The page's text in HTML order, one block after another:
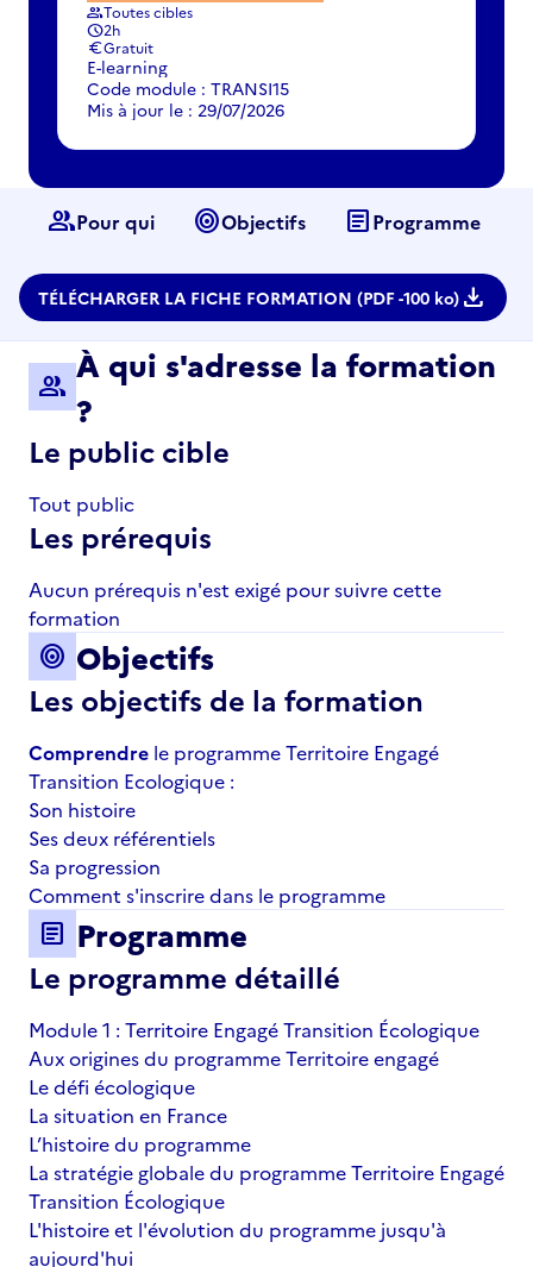
groupToutes cibles
schedule2h
euroGratuit
E-learning
Code module : TRANSI15
Mis à jour le : 29/07/2026
groupPour qui targetObjectifs articleProgramme
TÉLÉCHARGER LA FICHE FORMATION (PDF -100 ko) download
group
À qui s'adresse la formation
?
Le public cible
Tout public
Les prérequis
Aucun prérequis n'est exigé pour suivre cette
formation
target Objectifs
Les objectifs de la formation
Comprendre le programme Territoire Engagé
Transition Ecologique :
Son histoire
Ses deux référentiels
Sa progression
Comment s'inscrire dans le programme
article Programme
Le programme détaillé
Module 1 : Territoire Engagé Transition Écologique
Aux origines du programme Territoire engagé
Le défi écologique
La situation en France
L’histoire du programme
La stratégie globale du programme Territoire Engagé
Transition Écologique
L'histoire et l'évolution du programme jusqu'à
aujourd'hui